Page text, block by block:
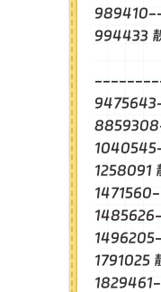
994433
【
1258091
1791025